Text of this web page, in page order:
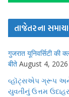
તાજેતરના
गुजरात यूनिवर्सिटी की
बीते August 4, 2026
વ્હૉટ્સએપ ગ્રૂપ અને
યુવતીનું ઉત્તમ